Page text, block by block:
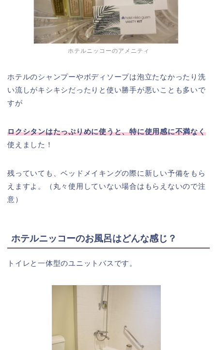
ホテルニッコーのアメニティ
ホテルのシャンプーやボディソープは泡立たなかったり洗
い流しがキシキシだったりと使い勝手が悪いことも多いで
すが
ロクシタンはたっぷりめに使うと、特に使用感に不満なく
使えました！
残っていても、ベッドメイキングの際に新しい予備をもら
えますよ。（丸々使用していない場合はもらえないので注
意）
ホテルニッコーのお風呂はどんな感じ？
トイレと一体型のユニットバスです。